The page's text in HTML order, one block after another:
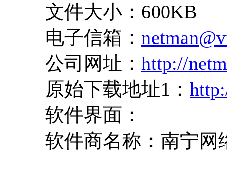
文件大小：600KB
电子信箱：
公司网址： http://
原始下载地址1：
软件界面：
软件商名称：南宁网